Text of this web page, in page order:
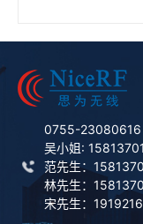
0755-23080616
吴小姐:
范先生：
林先生：
宋先生：